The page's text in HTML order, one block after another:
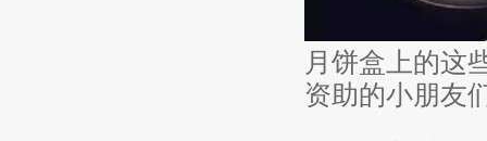
月饼盒上的这
资助的小朋友